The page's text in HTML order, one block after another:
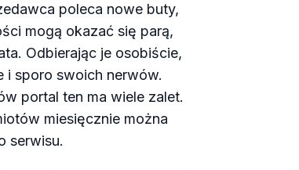
poleca nowe buty,
mogą okazać się parą,
Odbierając je osobiście,
i sporo swoich nerwów.
portal ten ma wiele zalet.
miesięcznie można
serwisu.